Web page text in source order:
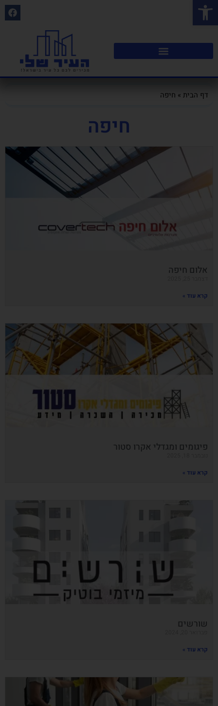
פתח סרגל נגישות
דף הבית » חיפה
חיפה
אלום חיפה
קרא עוד »
פיגומים ומגדלי אקרו סטור
קרא עוד »
שורשים
קרא עוד »